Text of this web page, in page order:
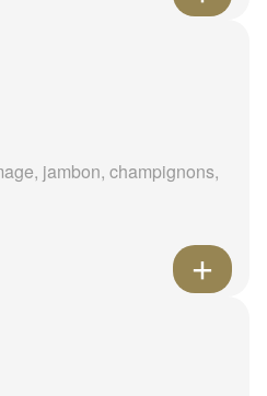
jambon, champignons,